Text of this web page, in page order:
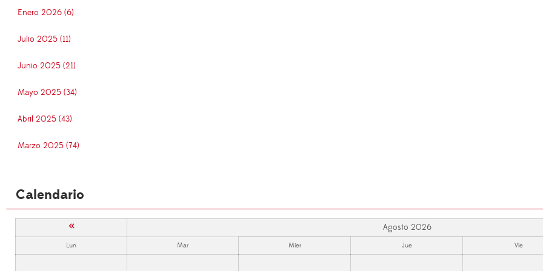
Enero 2026 (6)
Julio 2025 (11)
Junio 2025 (21)
Mayo 2025 (34)
Abril 2025 (43)
Marzo 2025 (74)
Calendario
« Agosto 2026
Lun Mar Mier Jue Vie